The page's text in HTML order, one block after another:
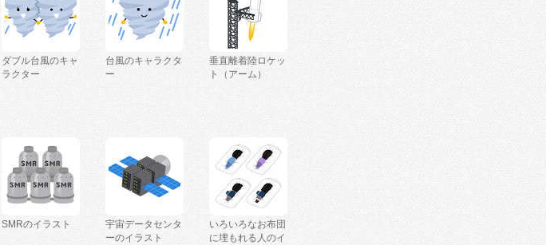
ダブル台風のキャ
ラクター
台風のキャラクタ
ー
垂直離着陸ロケッ
ト（アーム）
SMRのイラスト
宇宙データセンタ
ーのイラスト
いろいろなお布団
に埋もれる人のイ